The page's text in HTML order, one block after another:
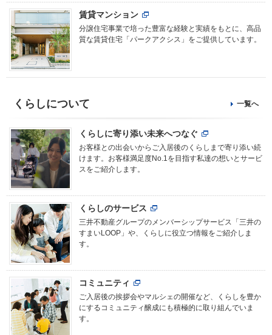
賃貸マンション
分譲住宅事業で培った豊富な経験と実績をもとに、高品
質な賃貸住宅「パークアクシス」をご提供しています。
くらしについて 一覧へ
くらしに寄り添い未来へつなぐ
お客様との出会いからご入居後のくらしまで寄り添い続
けます。お客様満足度No.1を目指す私達の想いとサービ
スをご紹介します。
くらしのサービス
三井不動産グループのメンバーシップサービス「三井の
すまいLOOP」や、くらしに役立つ情報をご紹介しま
す。
コミュニティ
ご入居後の挨拶会やマルシェの開催など、くらしを豊か
にするコミュニティ醸成にも積極的に取り組んでいま
す。